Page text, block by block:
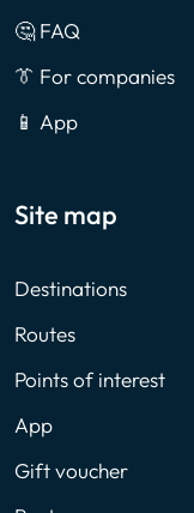
🤔 FAQ
👔 For companies
📱 App
Site map
Destinations
Routes
Points of interest
App
Gift voucher